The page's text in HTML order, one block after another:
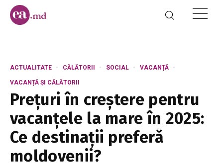
ACTUALITATE CĂLĂTORII SOCIAL VACANȚĂ
VACANȚĂ ȘI CĂLĂTORII
Prețuri în creștere pentru
vacanțele la mare în 2025:
Ce destinații preferă
moldovenii?